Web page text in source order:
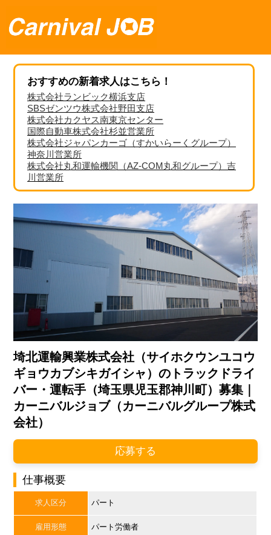
おすすめの新着求人はこちら！
株式会社ランビック横浜支店
SBSゼンツウ株式会社野田支店
株式会社カクヤス南東京センター
国際自動車株式会社杉並営業所
株式会社ジャパンカーゴ（すかいらーくグループ）
神奈川営業所
株式会社丸和運輸機関（AZ-COM丸和グループ）吉
川営業所
埼北運輸興業株式会社（サイホクウンユコウ
ギョウカブシキガイシャ）のトラックドライ
バー・運転手（埼玉県児玉郡神川町）募集｜
カーニバルジョブ（カーニバルグループ株式
会社）
応募する
仕事概要
求人区分 パート
雇用形態 パート労働者